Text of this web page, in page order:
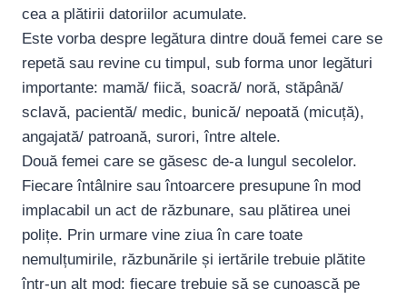
cea a plătirii datoriilor acumulate.
Este vorba despre legătura dintre două femei care se
repetă sau revine cu timpul, sub forma unor legături
importante: mamă/ fiică, soacră/ noră, stăpână/
sclavă, pacientă/ medic, bunică/ nepoată (micuță),
angajată/ patroană, surori, între altele.
Două femei care se găsesc de-a lungul secolelor.
Fiecare întâlnire sau întoarcere presupune în mod
implacabil un act de răzbunare, sau plătirea unei
polițe. Prin urmare vine ziua în care toate
nemulțumirile, răzbunările și iertările trebuie plătite
într-un alt mod: fiecare trebuie să se cunoască pe